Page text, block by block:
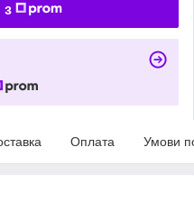
з
Оплата Умови